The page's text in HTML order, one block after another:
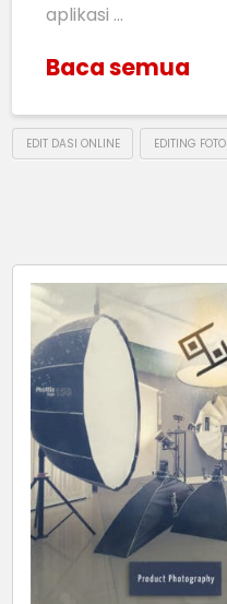
aplikasi …
Baca semua
EDIT DASI ONLINE EDITING FOTO